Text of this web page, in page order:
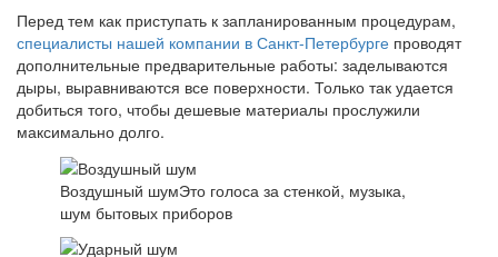
Перед тем как приступать к запланированным процедурам,
специалисты нашей компании в Санкт-Петербурге проводят
дополнительные предварительные работы: заделываются
дыры, выравниваются все поверхности. Только так удается
добиться того, чтобы дешевые материалы прослужили
максимально долго.
Воздушный шумЭто голоса за стенкой, музыка,
шум бытовых приборов